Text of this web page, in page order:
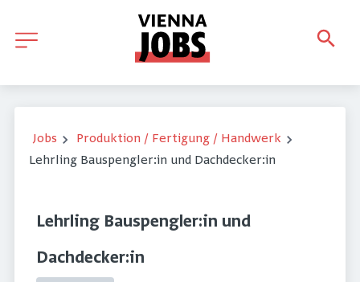
Jobs
Produktion / Fertigung / Handwerk
Lehrling Bauspengler:in und Dachdecker:in
Lehrling Bauspengler:in und
Dachdecker:in